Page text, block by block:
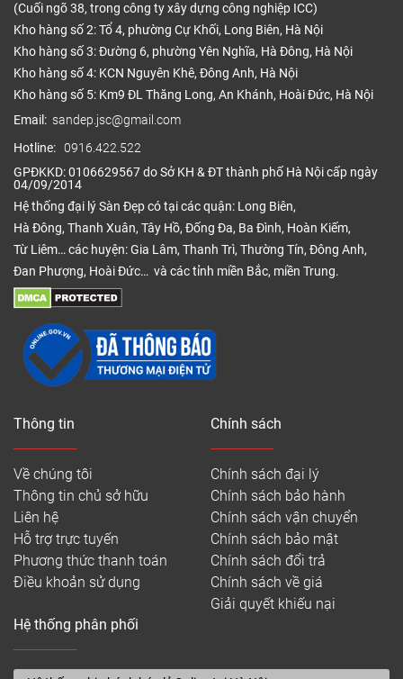
(Cuối ngõ 38, trong công ty xây dựng công nghiệp ICC)
Kho hàng số 2: Tổ 4, phường Cự Khối, Long Biên, Hà Nội
Kho hàng số 3: Đường 6, phường Yên Nghĩa, Hà Đông, Hà Nội
Kho hàng số 4: KCN Nguyên Khê, Đông Anh, Hà Nội
Kho hàng số 5: Km9 ĐL Thăng Long, An Khánh, Hoài Đức, Hà Nội
Email: sandep.jsc@gmail.com
Hotline: 0916.422.522
GPĐKKD: 0106629567 do Sở KH & ĐT thành phố Hà Nội cấp ngày
04/09/2014
Hệ thống đại lý Sàn Đẹp có tại các quận: Long Biên,
Hà Đông, Thanh Xuân, Tây Hồ, Đống Đa, Ba Đình, Hoàn Kiếm,
Từ Liêm… các huyện: Gia Lâm, Thanh Trì, Thường Tín, Đông Anh,
Đan Phượng, Hoài Đức… và các tỉnh miền Bắc, miền Trung.
Thông tin
Về chúng tôi
Thông tin chủ sở hữu
Liên hệ
Hỗ trợ trực tuyến
Phương thức thanh toán
Điều khoản sử dụng
Chính sách
Chính sách đại lý
Chính sách bảo hành
Chính sách vận chuyển
Chính sách bảo mật
Chính sách đổi trả
Chính sách về giá
Giải quyết khiếu nại
Hệ thống phân phối